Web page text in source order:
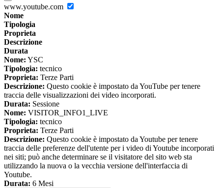
www.youtube.com
Nome
Tipologia
Proprieta
Descrizione
Durata
Nome: YSC
Tipologia: tecnico
Proprieta: Terze Parti
Descrizione: Questo cookie è impostato da YouTube per tenere
traccia delle visualizzazioni dei video incorporati.
Durata: Sessione
Nome: VISITOR_INFO1_LIVE
Tipologia: tecnico
Proprieta: Terze Parti
Descrizione: Questo cookie è impostato da Youtube per tenere
traccia delle preferenze dell'utente per i video di Youtube incorporati
nei siti; può anche determinare se il visitatore del sito web sta
utilizzando la nuova o la vecchia versione dell'interfaccia di
Youtube.
Durata: 6 Mesi